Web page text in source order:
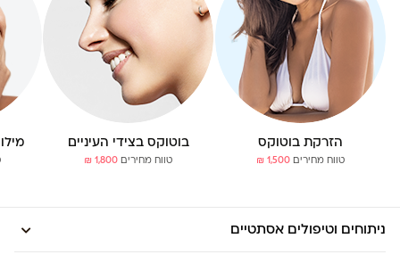
הזרקת בוטוקס
טווח מחירים1,500 ₪
בוטוקס בצידי העיניים
טווח מחירים 1,800 ₪
ניתוחים וטיפולים אסתטיים